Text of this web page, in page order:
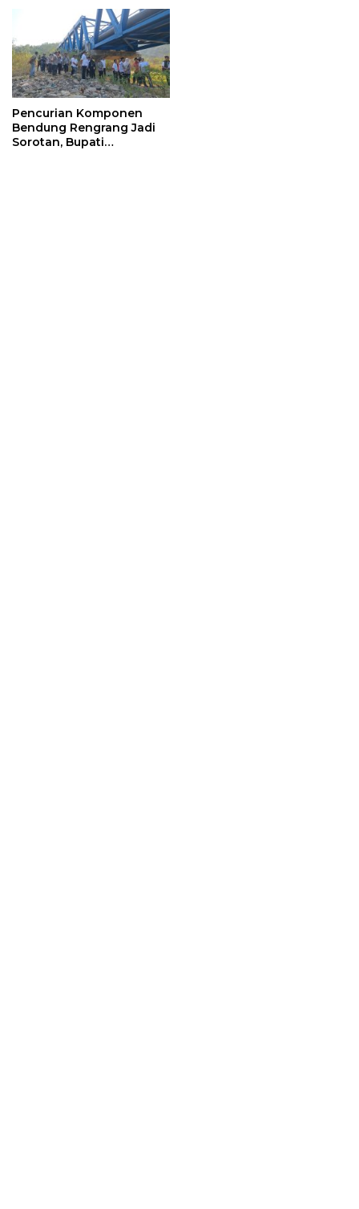
Pencurian Komponen
Bendung Rengrang Jadi
Sorotan, Bupati